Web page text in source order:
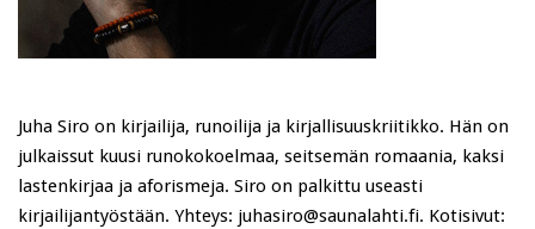
Juha Siro on kirjailija, runoilija ja kirjallisuuskriitikko. Hän on
julkaissut kuusi runokokoelmaa, seitsemän romaania, kaksi
lastenkirjaa ja aforismeja. Siro on palkittu useasti
kirjailijantyöstään. Yhteys: juhasiro@saunalahti.fi. Kotisivut: